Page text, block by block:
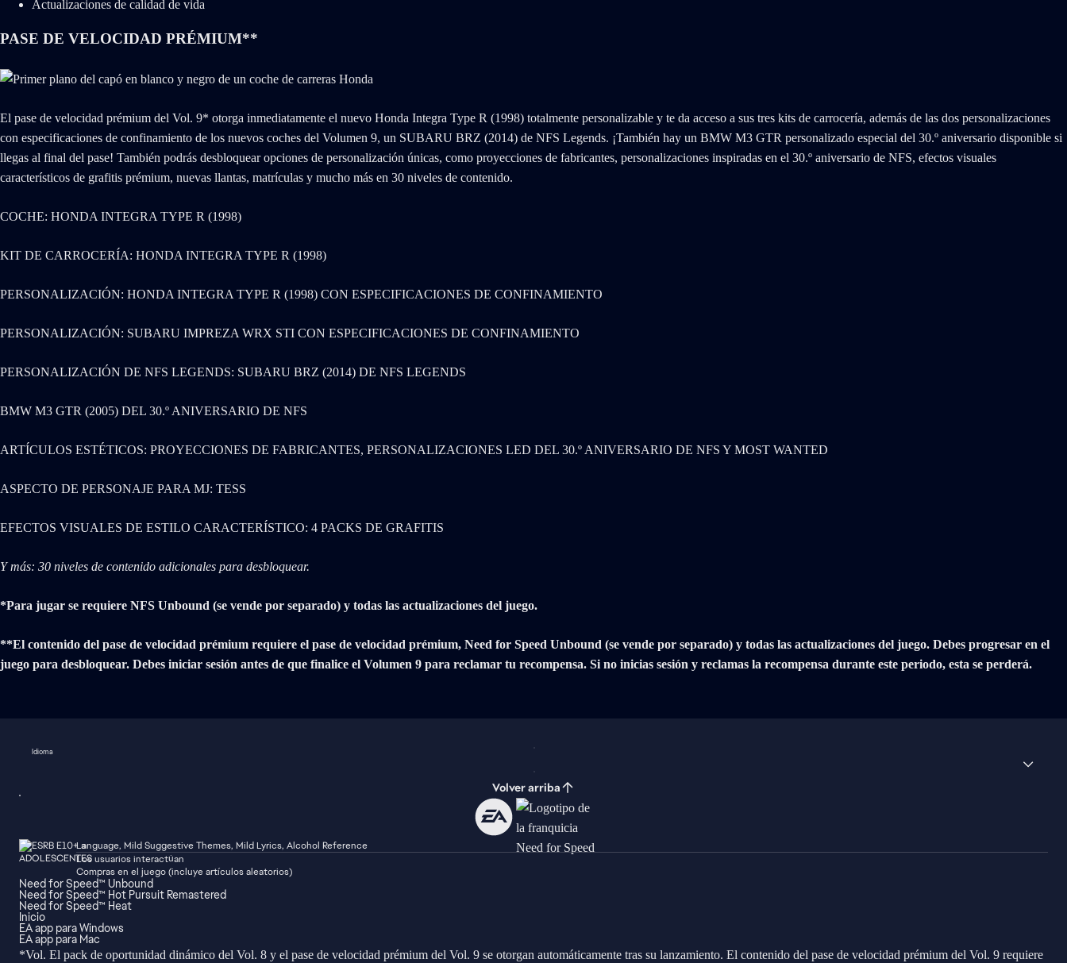
Actualizaciones de calidad de vida
PASE DE VELOCIDAD PRÉMIUM**
El pase de velocidad prémium del Vol. 9* otorga inmediatamente el nuevo Honda Integra Type R (1998) totalmente personalizable y te da acceso a sus tres kits de carrocería, además de las dos personalizaciones
con especificaciones de confinamiento de los nuevos coches del Volumen 9, un SUBARU BRZ (2014) de NFS Legends. ¡También hay un BMW M3 GTR personalizado especial del 30.º aniversario disponible si
llegas al final del pase! También podrás desbloquear opciones de personalización únicas, como proyecciones de fabricantes, personalizaciones inspiradas en el 30.º aniversario de NFS, efectos visuales
característicos de grafitis prémium, nuevas llantas, matrículas y mucho más en 30 niveles de contenido.
COCHE: HONDA INTEGRA TYPE R (1998)
KIT DE CARROCERÍA: HONDA INTEGRA TYPE R (1998)
PERSONALIZACIÓN: HONDA INTEGRA TYPE R (1998) CON ESPECIFICACIONES DE CONFINAMIENTO
PERSONALIZACIÓN: SUBARU IMPREZA WRX STI CON ESPECIFICACIONES DE CONFINAMIENTO
PERSONALIZACIÓN DE NFS LEGENDS: SUBARU BRZ (2014) DE NFS LEGENDS
BMW M3 GTR (2005) DEL 30.º ANIVERSARIO DE NFS
ARTÍCULOS ESTÉTICOS: PROYECCIONES DE FABRICANTES, PERSONALIZACIONES LED DEL 30.º ANIVERSARIO DE NFS Y MOST WANTED
ASPECTO DE PERSONAJE PARA MJ: TESS
EFECTOS VISUALES DE ESTILO CARACTERÍSTICO: 4 PACKS DE GRAFITIS
Y más: 30 niveles de contenido adicionales para desbloquear.
*Para jugar se requiere NFS Unbound (se vende por separado) y todas las actualizaciones del juego.
**El contenido del pase de velocidad prémium requiere el pase de velocidad prémium, Need for Speed Unbound (se vende por separado) y todas las actualizaciones del juego. Debes progresar en el
juego para desbloquear. Debes iniciar sesión antes de que finalice el Volumen 9 para reclamar tu recompensa. Si no inicias sesión y reclamas la recompensa durante este periodo, esta se perderá.
Idioma
Volver arriba
Language, Mild Suggestive Themes, Mild Lyrics, Alcohol Reference
Los usuarios interactúan
Compras en el juego (incluye artículos aleatorios)
Need for Speed™ Unbound
Need for Speed™ Hot Pursuit Remastered
Need for Speed™ Heat
Inicio
EA app para Windows
EA app para Mac
*Vol. El pack de oportunidad dinámico del Vol. 8 y el pase de velocidad prémium del Vol. 9 se otorgan automáticamente tras su lanzamiento. El contenido del pase de velocidad prémium del Vol. 9 requiere